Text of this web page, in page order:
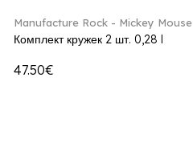
Manufacture Rock - Mickey Mouse
Комплект кружек 2 шт. 0,28 l
47.50€